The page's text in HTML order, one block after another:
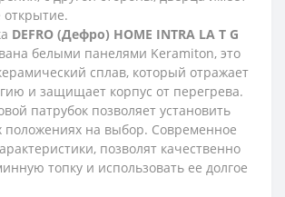
открытие.
DEFRO (Дефро) HOME INTRA LA T G
белыми панелями Keramiton, это
сплав, который отражает
и защищает корпус от перегрева.
патрубок позволяет установить
положениях на выбор. Современное
позволят качественно
топку и использовать ее долгое